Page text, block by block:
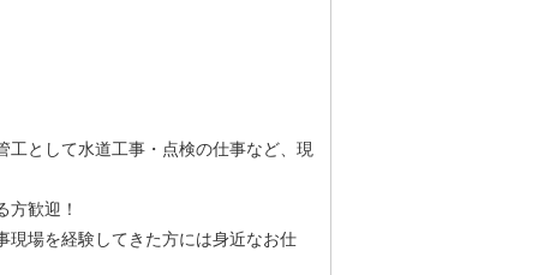
として水道工事・点検の仕事など、現
方歓迎！
現場を経験してきた方には身近なお仕